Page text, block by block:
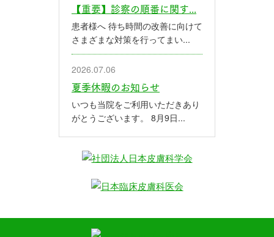
【重要】診察の順番に関す...
患者様へ 待ち時間の改善に向けて
さまざまな対策を行ってまい...
2026.07.06
夏季休暇のお知らせ
いつも当院をご利用いただきあり
がとうございます。 8月9日...